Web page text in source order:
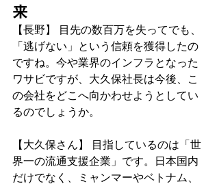
来
【長野】 目先の数百万を失ってでも、
「逃げない」という信頼を獲得したの
ですね。今や業界のインフラとなった
ワサビですが、大久保社長は今後、こ
の会社をどこへ向かわせようとしてい
るのでしょうか。
【大久保さん】 目指しているのは「世
界一の流通支援企業」です。日本国内
だけでなく、ミャンマーやベトナム、